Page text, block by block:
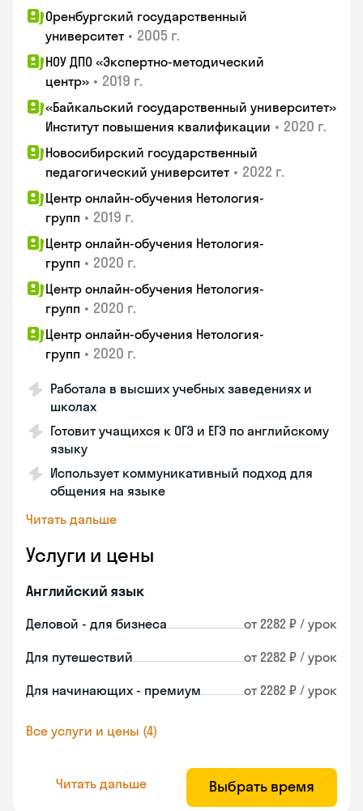
Оренбургский государственный
университет • 2005 г.
НОУ ДПО «Экспертно-методический
центр» • 2019 г.
«Байкальский государственный университет»
Институт повышения квалификации • 2020 г.
Новосибирский государственный
педагогический университет • 2022 г.
Центр онлайн-обучения Нетология-
групп • 2019 г.
Центр онлайн-обучения Нетология-
групп • 2020 г.
Центр онлайн-обучения Нетология-
групп • 2020 г.
Центр онлайн-обучения Нетология-
групп • 2020 г.
Работала в высших учебных заведениях и
школах
Готовит учащихся к ОГЭ и ЕГЭ по английскому
языку
Использует коммуникативный подход для
общения на языке
Читать дальше
Услуги и цены
Английский язык
Деловой - для бизнеса от 2282 ₽ / урок
Для путешествий от 2282 ₽ / урок
Для начинающих - премиум от 2282 ₽ / урок
Все услуги и цены (4)
Читать дальше Выбрать время